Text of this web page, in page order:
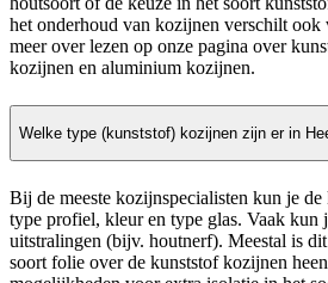
het onderhoud van kozijnen verschilt ook
meer over lezen op onze pagina over
kozijnen en aluminium kozijnen.
Welke type (kunststof) kozijnen zijn er in
Bij de meeste kozijnspecialisten kun je de
type profiel, kleur en type glas. Vaak kun
uitstralingen (bijv. houtnerf). Meestal is
soort folie over de kunststof kozijnen